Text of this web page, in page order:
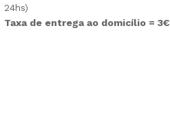
24hs)
Taxa de entrega ao domicílio = 3€